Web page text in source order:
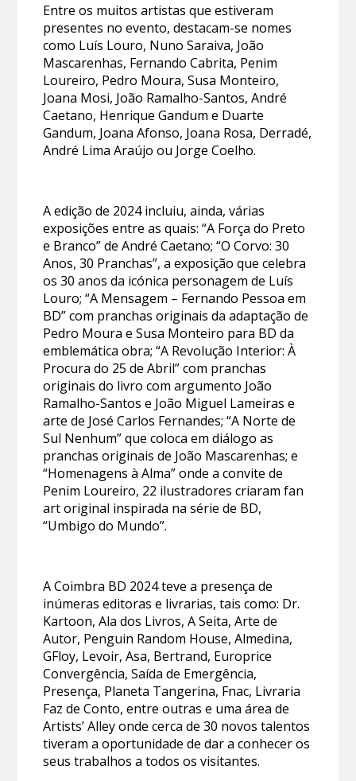
Entre os muitos artistas que estiveram
presentes no evento, destacam-se nomes
como Luís Louro, Nuno Saraiva, João
Mascarenhas, Fernando Cabrita, Penim
Loureiro, Pedro Moura, Susa Monteiro,
Joana Mosi, João Ramalho-Santos, André
Caetano, Henrique Gandum e Duarte
Gandum, Joana Afonso, Joana Rosa, Derradé,
André Lima Araújo ou Jorge Coelho.
A edição de 2024 incluiu, ainda, várias
exposições entre as quais: “A Força do Preto
e Branco” de André Caetano; “O Corvo: 30
Anos, 30 Pranchas”, a exposição que celebra
os 30 anos da icónica personagem de Luís
Louro; “A Mensagem – Fernando Pessoa em
BD” com pranchas originais da adaptação de
Pedro Moura e Susa Monteiro para BD da
emblemática obra; “A Revolução Interior: À
Procura do 25 de Abril” com pranchas
originais do livro com argumento João
Ramalho-Santos e João Miguel Lameiras e
arte de José Carlos Fernandes; “A Norte de
Sul Nenhum” que coloca em diálogo as
pranchas originais de João Mascarenhas; e
“Homenagens à Alma” onde a convite de
Penim Loureiro, 22 ilustradores criaram fan
art original inspirada na série de BD,
“Umbigo do Mundo”.
A Coimbra BD 2024 teve a presença de
inúmeras editoras e livrarias, tais como: Dr.
Kartoon, Ala dos Livros, A Seita, Arte de
Autor, Penguin Random House, Almedina,
GFloy, Levoir, Asa, Bertrand, Europrice
Convergência, Saída de Emergência,
Presença, Planeta Tangerina, Fnac, Livraria
Faz de Conto, entre outras e uma área de
Artists’ Alley onde cerca de 30 novos talentos
tiveram a oportunidade de dar a conhecer os
seus trabalhos a todos os visitantes.